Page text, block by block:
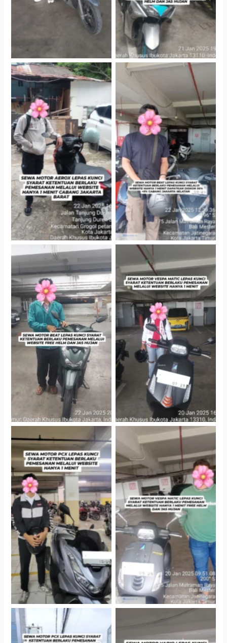
Cabang Jakarta Barat
Cityplaza Jatinegara
Gedung Parkir P6A
Cityplaza Jatinegara
Gedung Parkir P6A
Cityplaza Jatinegara
Gedung Parkir P6A
Hotel Kartika Chandra,
Jakarta Selatan
Cityplaza Jatinegara
Gedung Parkir P6A